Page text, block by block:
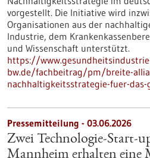
vorgestellt. Die Initiative wird
Organisationen aus der
Industrie, dem
und Wissenschaft unterstützt.
https://
bw.de/fachbeitrag/pm/breite-
nachhaltigkeitsstrategie-fuer-das-
Pressemitteilung - 03.06.2026
Zwei Technologie-Start-
Mannheim erhalten